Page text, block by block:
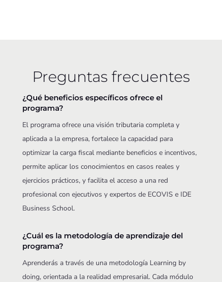
Preguntas frecuentes
¿Qué beneficios específicos ofrece el
programa?
El programa ofrece una visión tributaria completa y
aplicada a la empresa, fortalece la capacidad para
optimizar la carga fiscal mediante beneficios e incentivos,
permite aplicar los conocimientos en casos reales y
ejercicios prácticos, y facilita el acceso a una red
profesional con ejecutivos y expertos de ECOVIS e IDE
Business School.
¿Cuál es la metodología de aprendizaje del
programa?
Aprenderás a través de una metodología Learning by
doing, orientada a la realidad empresarial. Cada módulo